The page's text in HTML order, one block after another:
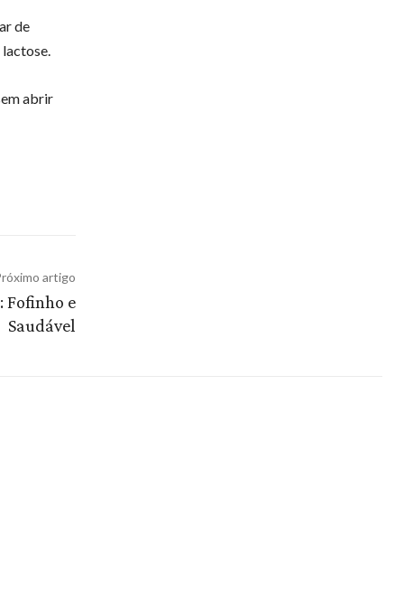
de
lactose.
abrir
artigo
Fofinho e
Saudável